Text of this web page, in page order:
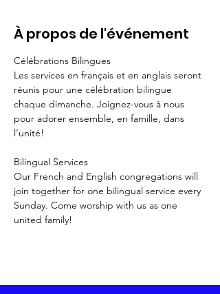
À propos de l'événement
Célébrations Bilingues
Les services en français et en anglais seront
réunis pour une célébration bilingue
chaque dimanche. Joignez-vous à nous
pour adorer ensemble, en famille, dans
l’unité!
Bilingual Services
Our French and English congregations will
join together for one bilingual service every
Sunday. Come worship with us as one
united family!